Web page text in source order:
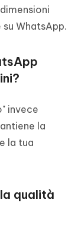
WhatsApp.
invece
la
la tua
qualità